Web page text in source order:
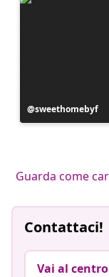
Post
pubblicato
sweethomebyf
Guarda come
Contattaci!
Vai al